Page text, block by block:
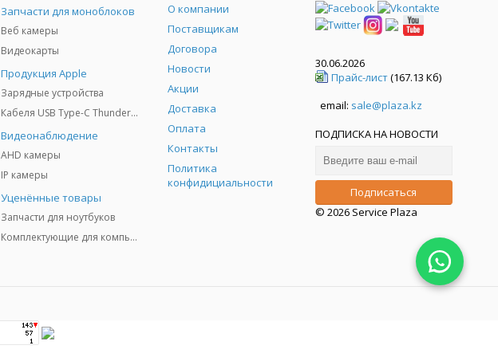
Запчасти для моноблоков
Веб камеры
Видеокарты
Продукция Apple
Зарядные устройства
Кабеля USB Type-C Thunderbolt 3/4/5
Видеонаблюдение
AHD камеры
IP камеры
Уценённые товары
Запчасти для ноутбуков
Комплектующие для компьютеров
О компании
Поставщикам
Договора
Новости
Акции
Доставка
Оплата
Контакты
Политика
конфидициальности
30.06.2026
Прайс-лист(167.13 Кб)
email: sale@plaza.kz
ПОДПИСКА НА НОВОСТИ
© 2026 Service Plaza